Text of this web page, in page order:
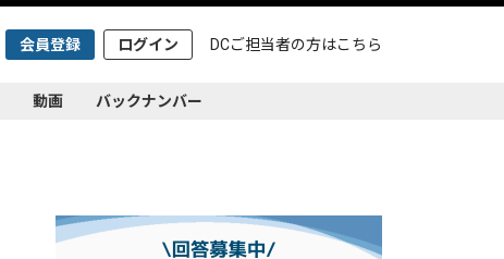
会員登録 ログイン DCご担当者の方はこちら
動画 バックナンバー